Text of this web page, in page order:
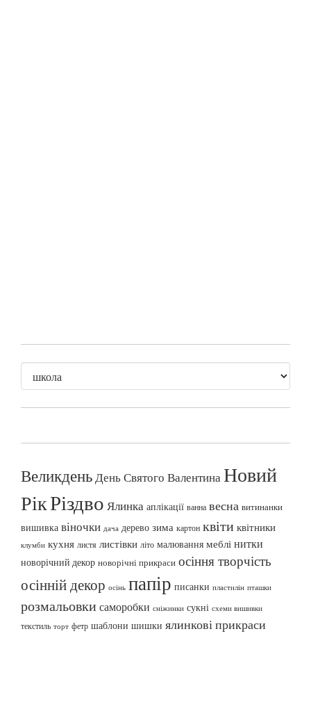
ВеликденьДень Святого ВалентинаНовий
РікРіздво Ялинка аплікації ванна весна витинанки
вишивка віночки дача дерево зима картон квіти квітники
клумби кухня листя листівки літо малювання меблі нитки
новорічний декор новорічні прикраси осіння творчість
осінній декор осінь папір писанки пластилін пташки
розмальовки саморобки сніжинки сукні схеми вишивки
текстиль торт фетр шаблони шишки ялинкові прикраси